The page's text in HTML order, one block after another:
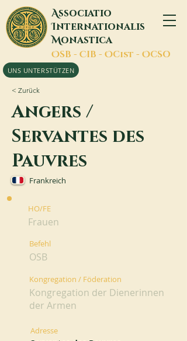
Associatio
Internationalis
Monastica
OSB - CIB - OCist - OCSO
UNS UNTERSTÜTZEN
< Zurück
Angers /
Servantes des
Pauvres
Frankreich
HO/FE
Frauen
Befehl
OSB
Kongregation / Föderation
Kongregation der Dienerinnen
der Armen
Adresse